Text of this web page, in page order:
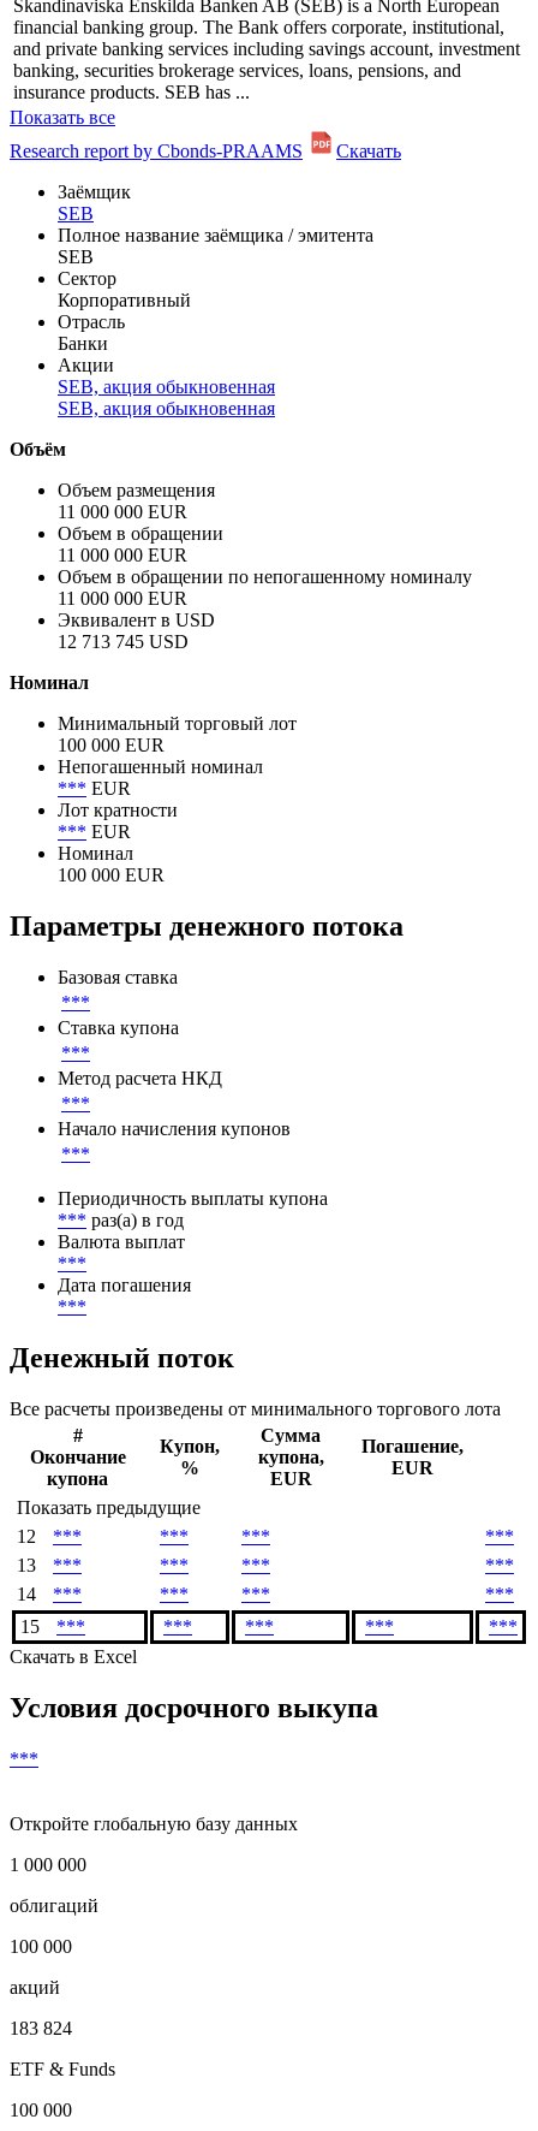
Информация по эмиссии
Профиль
Skandinaviska Enskilda Banken AB (SEB) is a North European
financial banking group. The Bank offers corporate, institutional,
and private banking services including savings account, investment
banking, securities brokerage services, loans, pensions, and
Показать все
Research report by Cbonds-PRAAMS
Скачать
Заёмщик
SEB
Полное название заёмщика / эмитента
SEB
Сектор
Корпоративный
Отрасль
Акции
SEB, акция обыкновенная
Объём
Объем размещения
11 000 000 EUR
Объем в обращении
11 000 000 EUR
11 000 000 EUR
12 713 745 USD
Номинал
Минимальный торговый лот
100 000 EUR
Непогашенный номинал
*** EUR
Номинал
Параметры денежного потока
Базовая ставка
***
Ставка купона
***
Метод расчета НКД
Начало начисления купонов
***
Периодичность выплаты купона
***
Дата погашения
Денежный поток
Все расчеты произведены от минимального торгового лота
#
Окончание
купона
Купон,
%
купона,
Показать предыдущие
12
*** *** ***
***
13
*** *** ***
***
15
*** *** *** ***
Откройте глобальную базу данных
1 000 000
облигаций
100 000
акций
183 824